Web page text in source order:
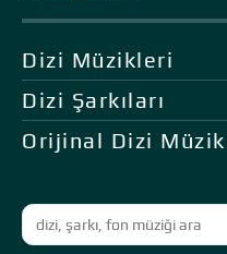
Dizi Müzikleri
Dizi Şarkıları
Orijinal Dizi